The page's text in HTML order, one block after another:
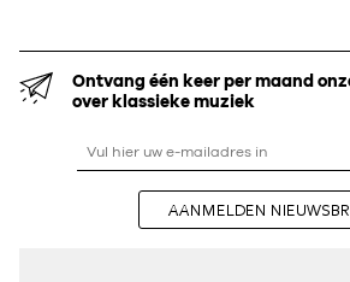
Ontvang één keer per maand
over klassieke muziek
AANMELDEN